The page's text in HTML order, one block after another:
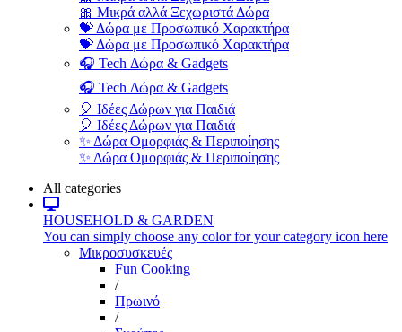
🎀 Μικρά αλλά Ξεχωριστά Δώρα
💝 Δώρα με Προσωπικό Χαρακτήρα
💝 Δώρα με Προσωπικό Χαρακτήρα
🎧 Tech Δώρα & Gadgets
🎧 Tech Δώρα & Gadgets
🎈 Ιδέες Δώρων για Παιδιά
🎈 Ιδέες Δώρων για Παιδιά
✨ Δώρα Ομορφιάς & Περιποίησης
✨ Δώρα Ομορφιάς & Περιποίησης
All categories
HOUSEHOLD & GARDEN
You can simply choose any color for your category icon here
Μικροσυσκευές
Fun Cooking
/
Πρωινό
/